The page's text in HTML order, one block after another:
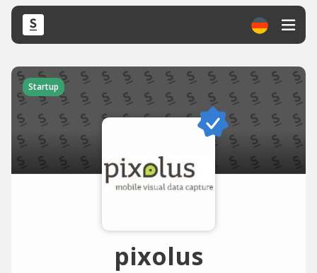
Startup
pixolus